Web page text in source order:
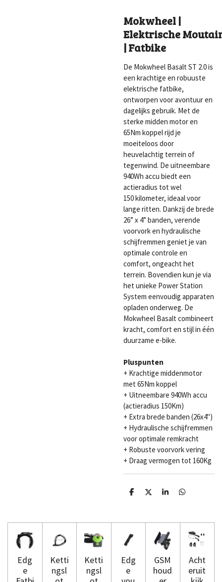
Mokwheel |
Elektrische
| Fatbike
De Mokwheel Basalt ST 2.0 is
een krachtige en robuuste
elektrische fatbike,
ontworpen voor avontuur en
dagelijks gebruik. Met de
sterke midden motor en
65Nm koppel rijd je
moeiteloos door
heuvelachtig terrein of
tegenwind. De uitneembare
940Wh accu biedt een
actieradius tot wel
150 kilometer, ideaal voor
lange ritten. Dankzij de brede
26” x 4” banden, verende
voorvork en hydraulische
schijfremmen geniet je van
optimale controle en
comfort, ongeacht het
terrein. Bovendien kun je via
het unieke Power Station
System eenvoudig apparaten
opladen onderweg. De
Mokwheel Basalt combineert
kracht, comfort en stijl in één
duurzame e-bike.
Pluspunten
+ Krachtige middenmotor
met 65Nm koppel
+ Uitneembare 940Wh accu
(actieradius 150Km)
+ Extra brede banden (26x4'')
+ Hydraulische schijfremmen
voor optimale remkracht
+ Robuste voorvork vering
+ Draag vermogen tot 160Kg
D
n
D
S
e
D
n
Edg
e
Ketti
ngsl
Ketti
ngsl
Edg
e
GSM
houd
Acht
eruit